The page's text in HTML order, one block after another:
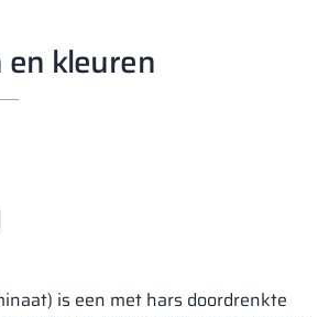
kleuren
is een met hars doordrenkte